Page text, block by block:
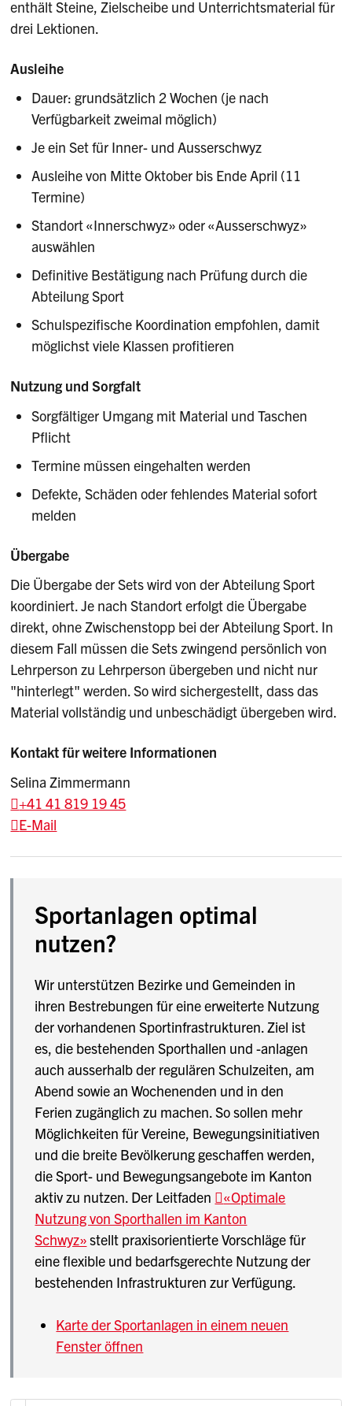
enthält Steine, Zielscheibe und Unterrichtsmaterial für
drei Lektionen.
Ausleihe
Dauer: grundsätzlich 2 Wochen (je nach
Verfügbarkeit zweimal möglich)
Je ein Set für Inner- und Ausserschwyz
Ausleihe von Mitte Oktober bis Ende April (11
Termine)
Standort «Innerschwyz» oder «Ausserschwyz»
auswählen
Definitive Bestätigung nach Prüfung durch die
Abteilung Sport
Schulspezifische Koordination empfohlen, damit
möglichst viele Klassen profitieren
Nutzung und Sorgfalt
Sorgfältiger Umgang mit Material und Taschen
Pflicht
Termine müssen eingehalten werden
Defekte, Schäden oder fehlendes Material sofort
melden
Übergabe
Die Übergabe der Sets wird von der Abteilung Sport
koordiniert. Je nach Standort erfolgt die Übergabe
direkt, ohne Zwischenstopp bei der Abteilung Sport. In
diesem Fall müssen die Sets zwingend persönlich von
Lehrperson zu Lehrperson übergeben und nicht nur
"hinterlegt" werden. So wird sichergestellt, dass das
Material vollständig und unbeschädigt übergeben wird.
Kontakt für weitere Informationen
Selina Zimmermann
+41 41 819 19 45
E-Mail
Sportanlagen optimal
nutzen?
Wir unterstützen Bezirke und Gemeinden in
ihren Bestrebungen für eine erweiterte Nutzung
der vorhandenen Sportinfrastrukturen. Ziel ist
es, die bestehenden Sporthallen und -anlagen
auch ausserhalb der regulären Schulzeiten, am
Abend sowie an Wochenenden und in den
Ferien zugänglich zu machen. So sollen mehr
Möglichkeiten für Vereine, Bewegungsinitiativen
und die breite Bevölkerung geschaffen werden,
die Sport- und Bewegungsangebote im Kanton
aktiv zu nutzen. Der Leitfaden
«Optimale
Nutzung von Sporthallen im Kanton
Schwyz»stellt praxisorientierte Vorschläge für
eine flexible und bedarfsgerechte Nutzung der
bestehenden Infrastrukturen zur Verfügung.
Karte der Sportanlagen in einem neuen
Fenster öffnen